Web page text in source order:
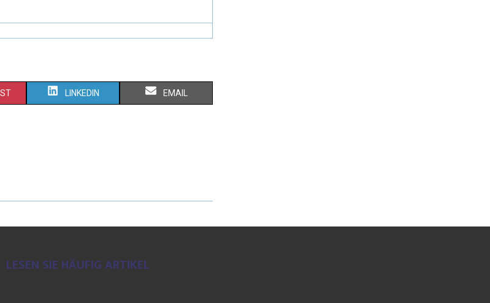
LINKEDIN EMAIL
LESEN SIE HÄUFIG ARTIKEL